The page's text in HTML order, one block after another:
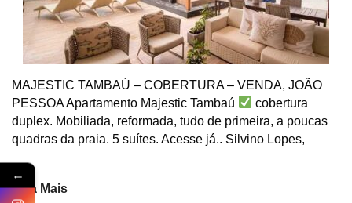
MAJESTIC TAMBAÚ – COBERTURA – VENDA, JOÃO
PESSOA Apartamento Majestic Tambaú
cobertura
duplex. Mobiliada, reformada, tudo de primeira, a poucas
quadras da praia. 5 suítes. Acesse já.. Silvino Lopes,
Veja Mais
←